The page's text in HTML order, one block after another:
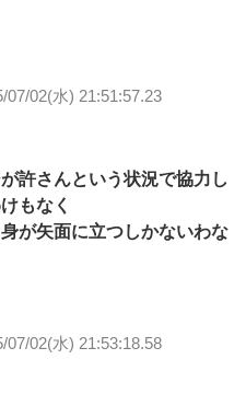
07/02(水) 21:51:57.23
許さんという状況で協力し
もなく
が矢面に立つしかないわな
07/02(水) 21:53:18.58